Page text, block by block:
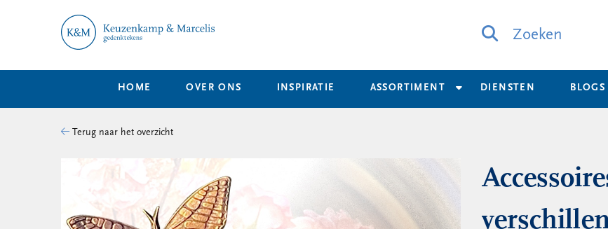
Zoeken
HOME OVER ONS INSPIRATIE ASSORTIMENT DIENSTEN BLOGS
Terug naar het overzicht